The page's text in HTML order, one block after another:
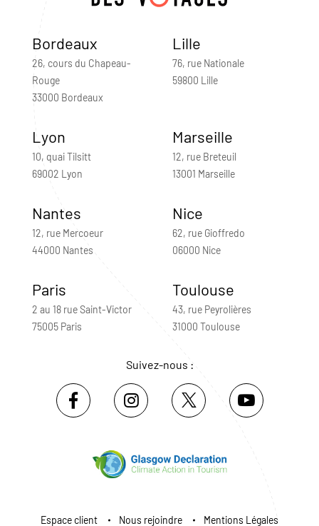
Bordeaux
26, cours du Chapeau-
Rouge
33000 Bordeaux
Lille
76, rue Nationale
59800 Lille
Lyon
10, quai Tilsitt
69002 Lyon
Marseille
12, rue Breteuil
13001 Marseille
Nantes
12, rue Mercoeur
44000 Nantes
Nice
62, rue Gioffredo
06000 Nice
Paris
2 au 18 rue Saint-Victor
75005 Paris
Toulouse
43, rue Peyrolières
31000 Toulouse
Suivez-nous :
Espace client Nous rejoindre Mentions Légales